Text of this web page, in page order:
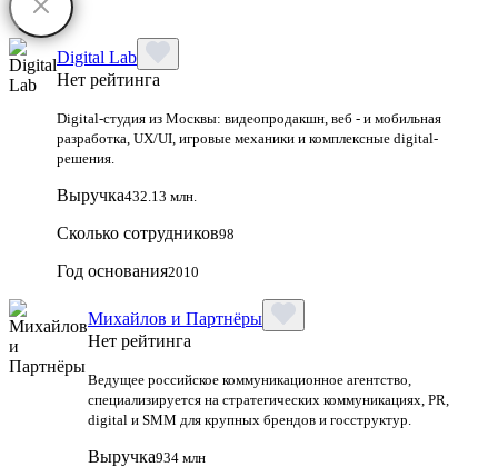
Digital Lab
Нет рейтинга
Digital-студия из Москвы: видеопродакшн, веб - и мобильная
разработка, UX/UI, игровые механики и комплексные digital-
решения.
Выручка432.13 млн.
Сколько сотрудников98
Год основания2010
Михайлов и Партнёры
Нет рейтинга
Ведущее российское коммуникационное агентство,
специализируется на стратегических коммуникациях, PR,
digital и SMM для крупных брендов и госструктур.
Выручка934 млн